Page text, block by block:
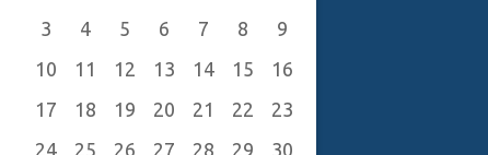
3
4 5 6 7 8
9
10
11 12 13 14 15
16
17
18 19 20 21 22
23
24
25 26 27 28 29
30